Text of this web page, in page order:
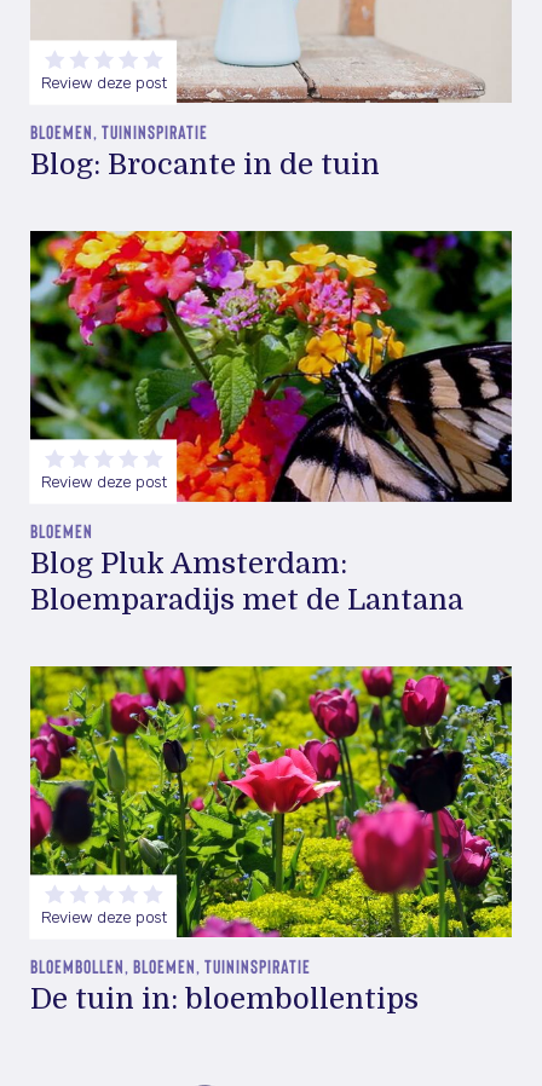
Review deze post
BLOEMEN, TUININSPIRATIE
Blog: Brocante in de tuin
Review deze post
BLOEMEN
Blog Pluk Amsterdam:
Bloemparadijs met de Lantana
Review deze post
BLOEMBOLLEN, BLOEMEN, TUININSPIRATIE
De tuin in: bloembollentips